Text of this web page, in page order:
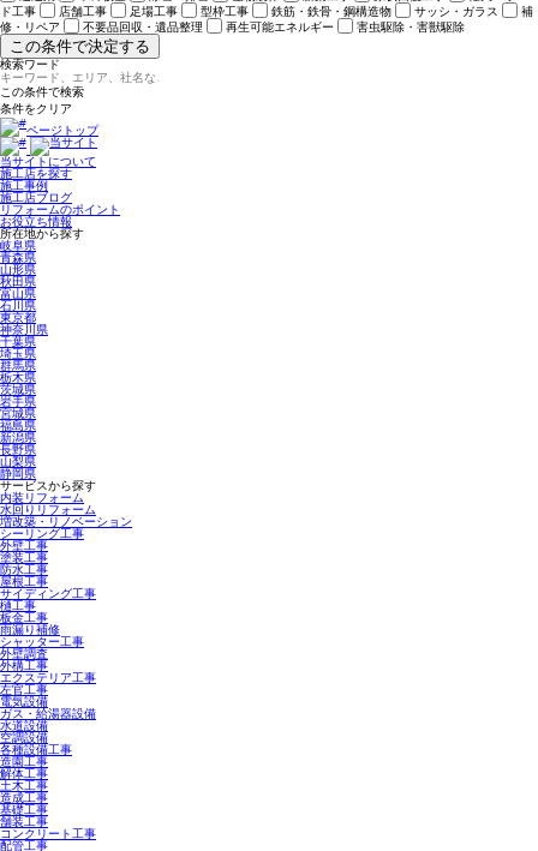
ド工事
店舗工事 足場工事 型枠工事 鉄筋・鉄骨・鋼構造物 サッシ・ガラス
補
修・リペア
不要品回収・遺品整理 再生可能エネルギー 害虫駆除・害獣駆除
この条件で決定する
検索ワード
ページトップ
当サイトについて
施工店を探す
施工事例
施工店ブログ
リフォームのポイント
お役立ち情報
所在地から探す
岐阜県
青森県
山形県
秋田県
富山県
石川県
東京都
神奈川県
千葉県
埼玉県
群馬県
栃木県
茨城県
岩手県
宮城県
福島県
新潟県
長野県
山梨県
静岡県
サービスから探す
内装リフォーム
水回りリフォーム
増改築・リノベーション
シーリング工事
外壁工事
塗装工事
防水工事
屋根工事
サイディング工事
樋工事
板金工事
雨漏り補修
シャッター工事
外壁調査
外構工事
エクステリア工事
左官工事
電気設備
ガス・給湯器設備
水道設備
空調設備
各種設備工事
造園工事
解体工事
土木工事
造成工事
基礎工事
舗装工事
コンクリート工事
配管工事